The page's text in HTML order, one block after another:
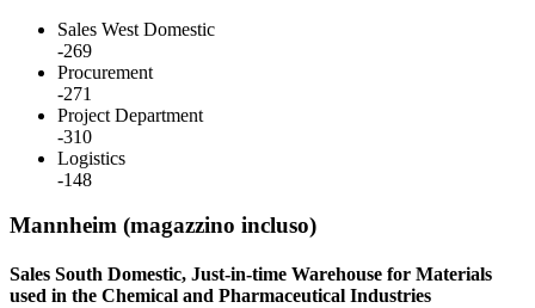
Sales West Domestic
-269
Procurement
-271
Project Department
-310
Logistics
-148
Mannheim (magazzino incluso)
Sales South Domestic, Just-in-time Warehouse for Materials
used in the Chemical and Pharmaceutical Industries